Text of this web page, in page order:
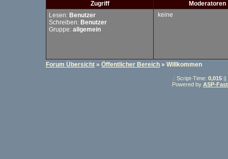
Zugriff
Moderatoren
Lesen: Benutzer
Schreiben: Benutzer
Gruppe: allgemein
keine
Forum Übersicht » Öffentlicher Bereich » Willkommen
.: Script-Time: 0,015 ||
Powered by ASP-